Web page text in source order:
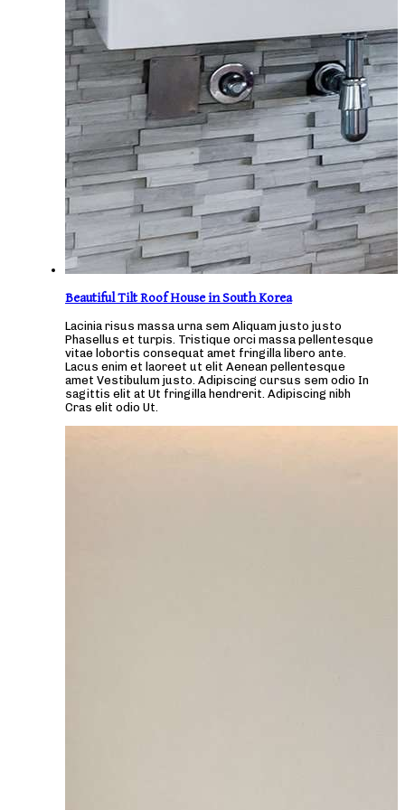
Beautiful Tilt Roof House in South Korea
Lacinia risus massa urna sem Aliquam justo justo
Phasellus et turpis. Tristique orci massa pellentesque
vitae lobortis consequat amet fringilla libero ante.
Lacus enim et laoreet ut elit Aenean pellentesque
amet Vestibulum justo. Adipiscing cursus sem odio In
sagittis elit at Ut fringilla hendrerit. Adipiscing nibh
Cras elit odio Ut.